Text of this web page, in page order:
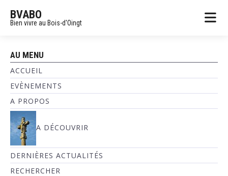
BVABO
Bien vivre au Bois-d'Oingt
AU MENU
ACCUEIL
EVÈNEMENTS
A PROPOS
A DÉCOUVRIR
DERNIÈRES ACTUALITÉS
RECHERCHER